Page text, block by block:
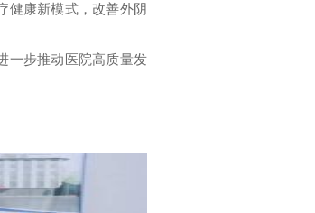
健康新模式，改善外阴
一步推动医院高质量发